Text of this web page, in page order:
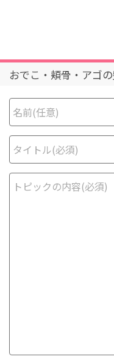
おでこ・頬骨・アゴ